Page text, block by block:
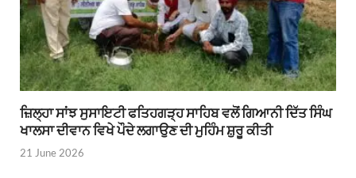
ਜ਼ਿਲ੍ਹਾ ਸਾਂਝ ਸੁਸਾਇਟੀ ਫਤਿਹਗੜ੍ਹ ਸਾਹਿਬ ਵਲੋਂ ਗਿਆਨੀ ਦਿੱਤ ਸਿੰਘ
ਖਾਲਸਾ ਦੀਵਾਨ ਵਿਖੇ ਪੌਦੇ ਲਗਾਉਣ ਦੀ ਮੁਹਿੰਮ ਸ਼ੁਰੂ ਕੀਤੀ
21 June 2026